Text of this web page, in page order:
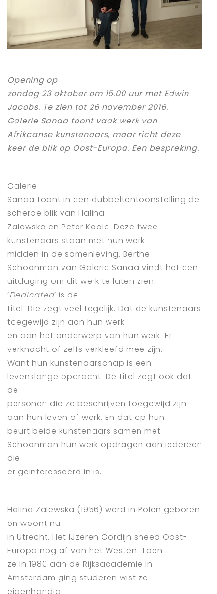
Opening op
zondag 23 oktober om 15.00 uur met Edwin
Jacobs. Te zien tot 26 november 2016.
Galerie Sanaa toont vaak werk van
Afrikaanse kunstenaars, maar richt deze
keer de blik op Oost-Europa. Een bespreking.
Galerie
Sanaa toont in een dubbeltentoonstelling de
scherpe blik van Halina
Zalewska en Peter Koole. Deze twee
kunstenaars staan met hun werk
midden in de samenleving. Berthe
Schoonman van Galerie Sanaa vindt het een
uitdaging om dit werk te laten zien.
‘Dedicated’ is de
titel. Die zegt veel tegelijk. Dat de kunstenaars
toegewijd zijn aan hun werk
en aan het onderwerp van hun werk. Er
verknocht of zelfs verkleefd mee zijn.
Want hun kunstenaarschap is een
levenslange opdracht. De titel zegt ook dat
de
personen die ze beschrijven toegewijd zijn
aan hun leven of werk. En dat op hun
beurt beide kunstenaars samen met
Schoonman hun werk opdragen aan iedereen
die
er geinteresseerd in is.
Halina Zalewska (1956) werd in Polen geboren
en woont nu
in Utrecht. Het IJzeren Gordijn sneed Oost-
Europa nog af van het Westen. Toen
ze in 1980 aan de Rijksacademie in
Amsterdam ging studeren wist ze
eigenhandig